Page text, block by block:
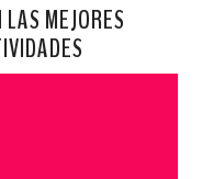
MEJORES